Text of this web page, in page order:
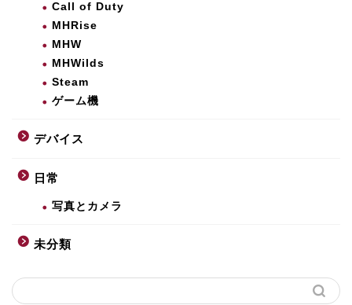
Call of Duty
MHRise
MHW
MHWilds
Steam
ゲーム機
デバイス
日常
写真とカメラ
未分類